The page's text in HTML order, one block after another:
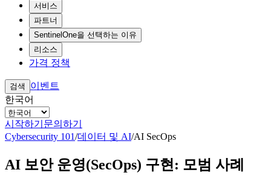
서비스
파트너
SentinelOne을 선택하는 이유
리소스
가격 정책
검색
이벤트
한국어
시작하기 문의하기
Cybersecurity 101/데이터 및 AI/AI SecOps
AI 보안 운영(SecOps) 구현: 모범 사례